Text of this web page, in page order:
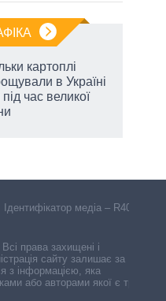
картоплі
в Україні
під час великої
медіа – R40-
Всі права захищені і
сайту залишає за
з інформацією, яка
або авторами якої є треті